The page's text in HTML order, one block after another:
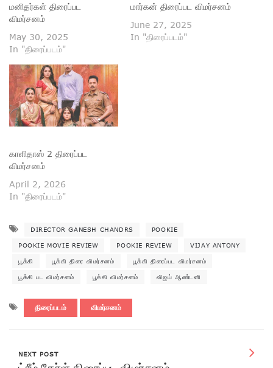
மனிதர்கள் திரைப்பட
விமர்சனம்
May 30, 2025
In "திரைப்படம்"
மார்கன் திரைப்பட விமர்சனம்
June 27, 2025
In "திரைப்படம்"
காளிதாஸ் 2 திரைப்பட
விமர்சனம்
April 2, 2026
In "திரைப்படம்"
DIRECTOR GANESH CHANDRS POOKIE
POOKIE MOVIE REVIEW POOKIE REVIEW VIJAY ANTONY
பூக்கி பூக்கி திரை விமர்சனம் பூக்கி திரைப்பட விமர்சனம்
பூக்கி பட விமர்சனம் பூக்கி விமர்சனம் விஜய் ஆண்டனி
திரைப்படம் விமர்சனம்
NEXT POST